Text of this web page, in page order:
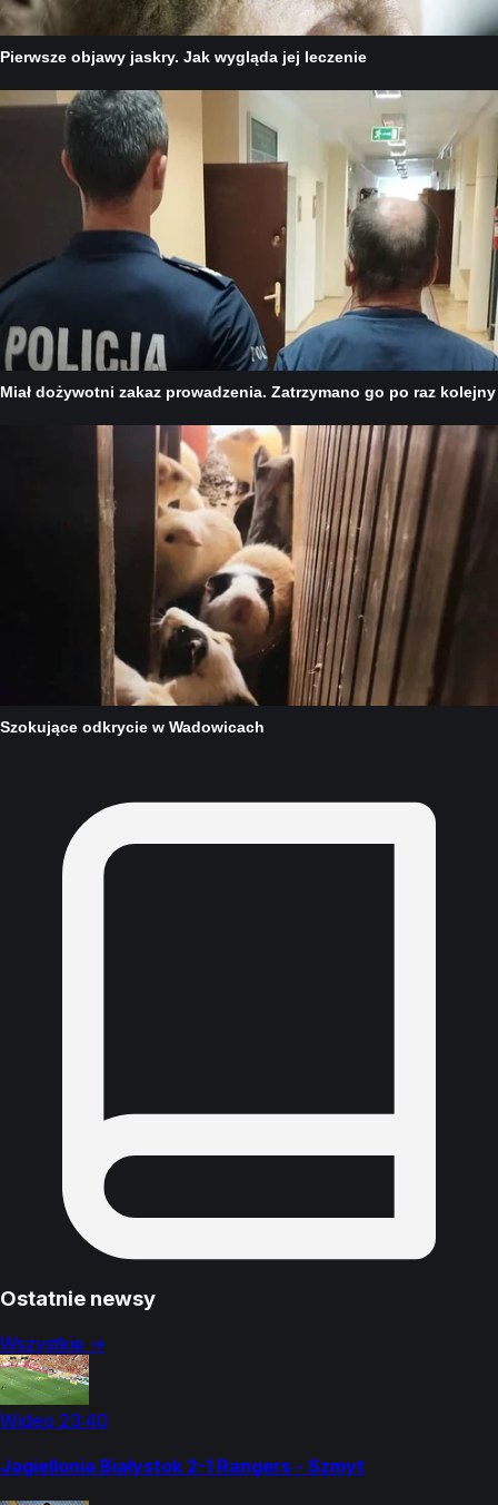
Ostatnie newsy
Wszystkie →
Wideo 23:40
Jagiellonia Białystok 2-1 Rangers - Szmyt